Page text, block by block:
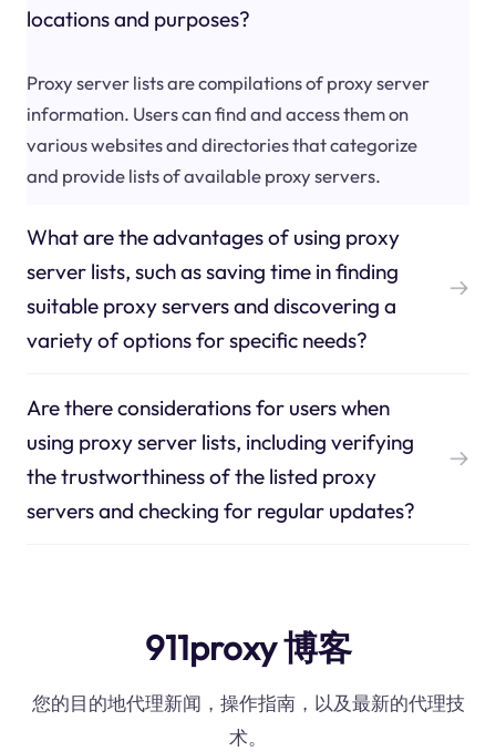
locations and purposes?
Proxy server lists are compilations of proxy server
information. Users can find and access them on
various websites and directories that categorize
and provide lists of available proxy servers.
What are the advantages of using proxy
server lists, such as saving time in finding
suitable proxy servers and discovering a
variety of options for specific needs?
Are there considerations for users when
using proxy server lists, including verifying
the trustworthiness of the listed proxy
servers and checking for regular updates?
911proxy 博客
您的目的地代理新闻，操作指南，以及最新的代理技
术。